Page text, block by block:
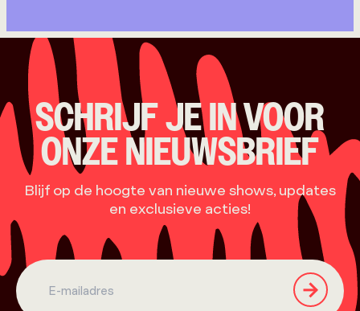
SCHRIJF JE IN VOOR
ONZE NIEUWSBRIEF
Blijf op de hoogte van nieuwe shows, updates
en exclusieve acties!